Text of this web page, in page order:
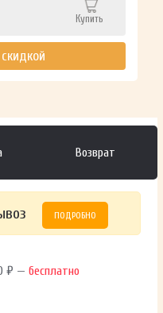
Купить
Возврат
ПОДРОБНО
₽ —бесплатно